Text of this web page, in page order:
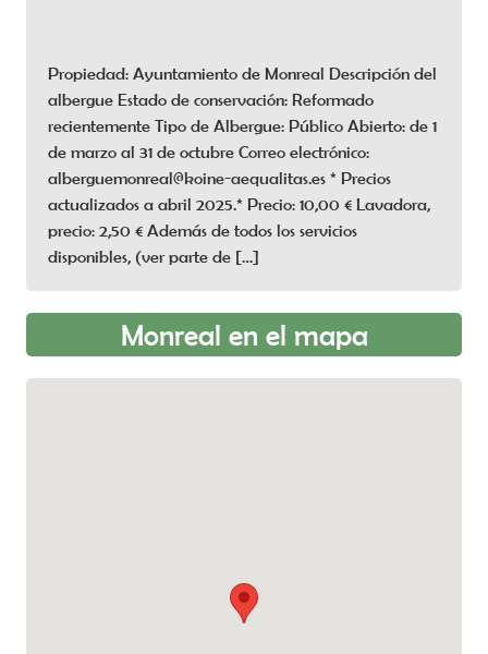
Propiedad: Ayuntamiento de Monreal Descripción del
albergue Estado de conservación: Reformado
recientemente Tipo de Albergue: Público Abierto: de 1
de marzo al 31 de octubre Correo electrónico:
alberguemonreal@koine-aequalitas.es * Precios
actualizados a abril 2025.* Precio: 10,00 € Lavadora,
precio: 2,50 € Además de todos los servicios
disponibles, (ver parte de […]
Monreal en el mapa